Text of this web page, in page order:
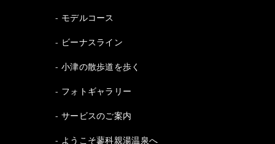
モデルコース
ビーナスライン
小津の散歩道を歩く
フォトギャラリー
サービスのご案内
ようこそ蓼科親湯温泉へ